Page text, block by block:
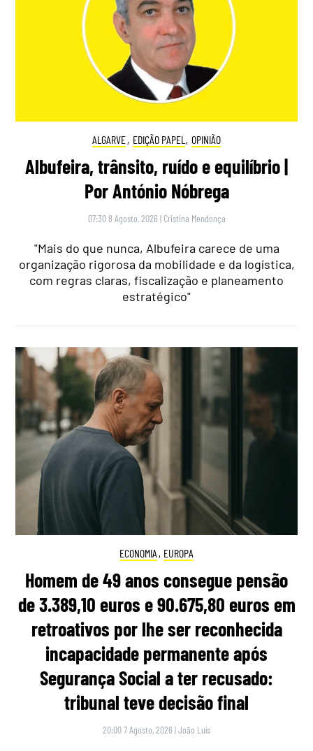
ALGARVE, EDIÇÃO PAPEL , OPINIÃO
Albufeira, trânsito, ruído e equilíbrio |
Por António Nóbrega
07:30 8 Agosto, 2026 | Cristina Mendonça
"Mais do que nunca, Albufeira carece de uma
organização rigorosa da mobilidade e da logística,
com regras claras, fiscalização e planeamento
estratégico"
ECONOMIA , EUROPA
Homem de 49 anos consegue pensão
de 3.389,10 euros e 90.675,80 euros em
retroativos por lhe ser reconhecida
incapacidade permanente após
Segurança Social a ter recusado:
tribunal teve decisão final
20:00 7 Agosto, 2026 |João Luís